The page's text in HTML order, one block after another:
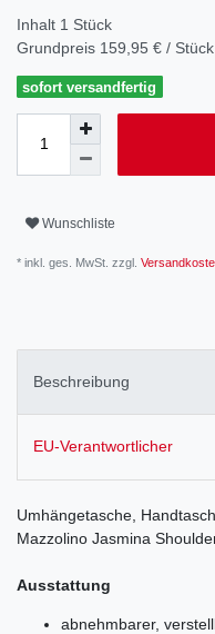
Inhalt 1 Stück
Grundpreis 159,95 € / Stück
sofort versandfertig
Wunschliste
* inkl. ges. MwSt. zzgl.
Beschreibung
EU-Verantwortlicher
Umhängetasche,
Mazzolino Jasmina
Ausstattung
abnehmbarer,